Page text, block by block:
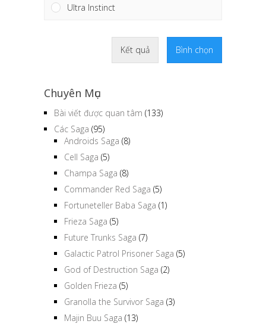
Ultra Instinct
Kết quả Bình chọn
Chuyên Mục
Bài viết được quan tâm (133)
Các Saga (95)
Androids Saga (8)
Cell Saga (5)
Champa Saga (8)
Commander Red Saga (5)
Fortuneteller Baba Saga (1)
Frieza Saga (5)
Future Trunks Saga (7)
Galactic Patrol Prisoner Saga (5)
God of Destruction Saga (2)
Golden Frieza (5)
Granolla the Survivor Saga (3)
Majin Buu Saga (13)